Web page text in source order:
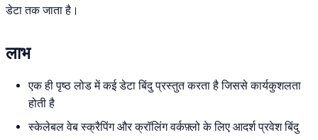
डेटा तक जाता है।
लाभ
एक ही पृष्ठ लोड में कई डेटा बिंदु प्रस्तुत करता है जिससे कार्यकुशलता
होती है
स्केलेबल वेब स्क्रैपिंग और क्रॉलिंग वर्कफ़्लो के लिए आदर्श प्रवेश बिंदु